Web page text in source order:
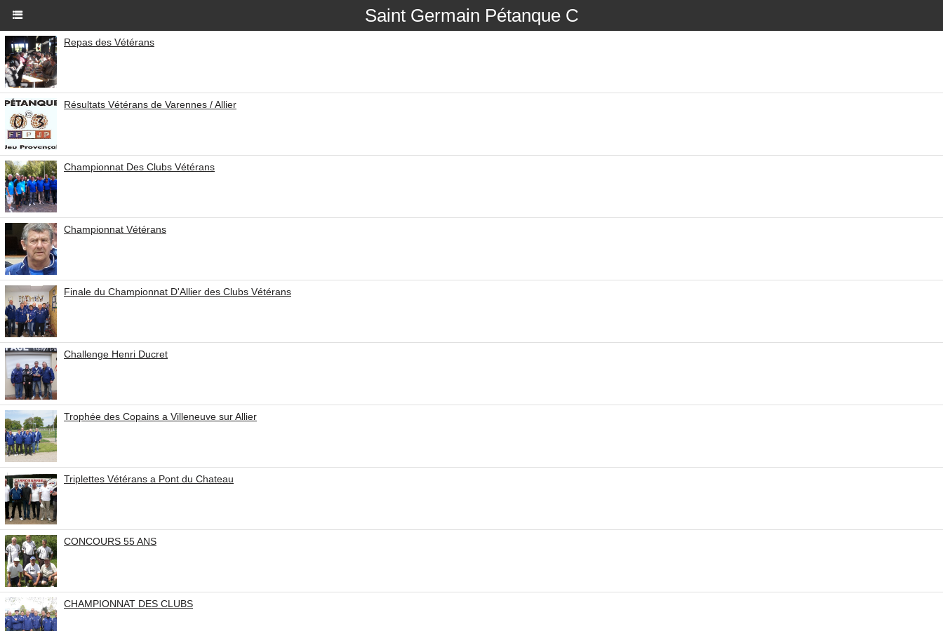
Saint Germain Pétanque C
Repas des Vétérans
Résultats Vétérans de Varennes / Allier
Championnat Des Clubs Vétérans
Championnat Vétérans
Finale du Championnat D'Allier des Clubs Vétérans
Challenge Henri Ducret
Trophée des Copains a Villeneuve sur Allier
Triplettes Vétérans a Pont du Chateau
CONCOURS 55 ANS
CHAMPIONNAT DES CLUBS